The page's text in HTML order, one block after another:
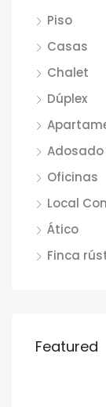
Piso
Casas
Chalet
Dúplex
Adosado
Oficinas
Local
Ático
Finca
Featured